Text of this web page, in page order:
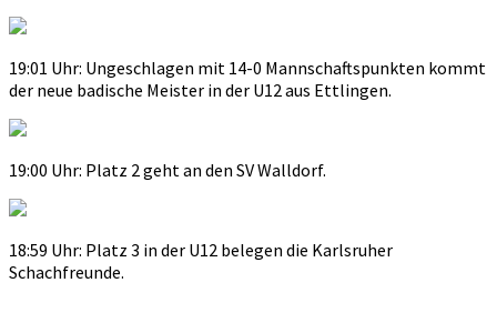
19:01 Uhr: Ungeschlagen mit 14-0 Mannschaftspunkten kommt
der neue badische Meister in der U12 aus Ettlingen.
19:00 Uhr: Platz 2 geht an den SV Walldorf.
18:59 Uhr: Platz 3 in der U12 belegen die Karlsruher
Schachfreunde.